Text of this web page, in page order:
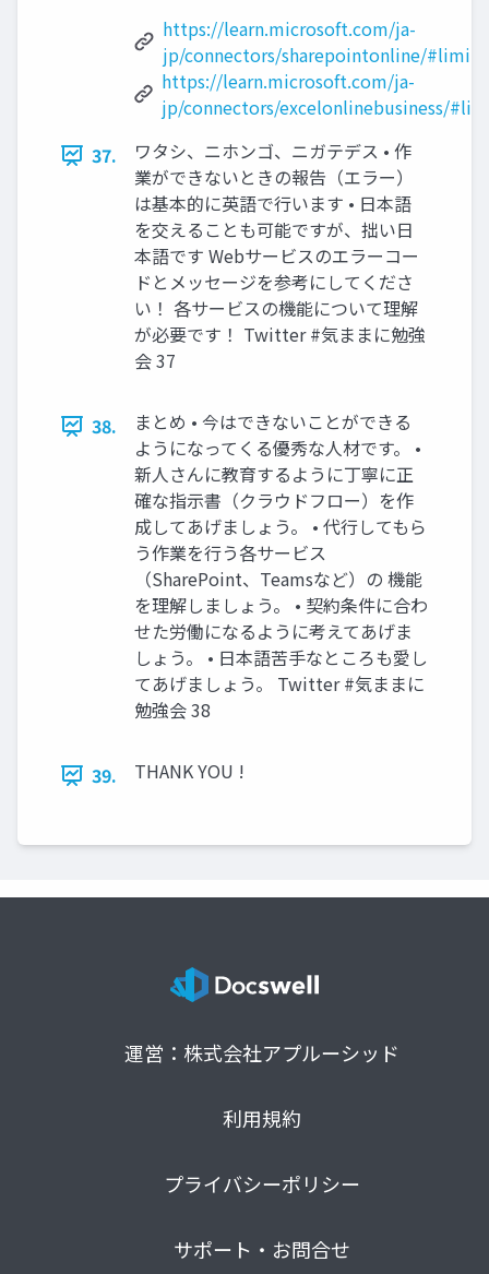
https://learn.microsoft.com/ja-
jp/connectors/sharepointonline/#limits
https://learn.microsoft.com/ja-
jp/connectors/excelonlinebusiness/
37.
ワタシ、ニホンゴ、ニガテデス • 作
業ができないときの報告（エラー）
は基本的に英語で行います • 日本語
を交えることも可能ですが、拙い日
本語です Webサービスのエラーコー
ドとメッセージを参考にしてくださ
い！ 各サービスの機能について理解
が必要です！ Twitter #気ままに勉強
会 37
38.
まとめ • 今はできないことができる
ようになってくる優秀な人材です。 •
新人さんに教育するように丁寧に正
確な指示書（クラウドフロー）を作
成してあげましょう。 • 代行してもら
う作業を行う各サービス
（SharePoint、Teamsなど）の 機能
を理解しましょう。 • 契約条件に合わ
せた労働になるように考えてあげま
しょう。 • 日本語苦手なところも愛し
てあげましょう。 Twitter #気ままに
勉強会 38
39. THANK YOU !
運営：株式会社アプルーシッド
利用規約
プライバシーポリシー
サポート・お問合せ